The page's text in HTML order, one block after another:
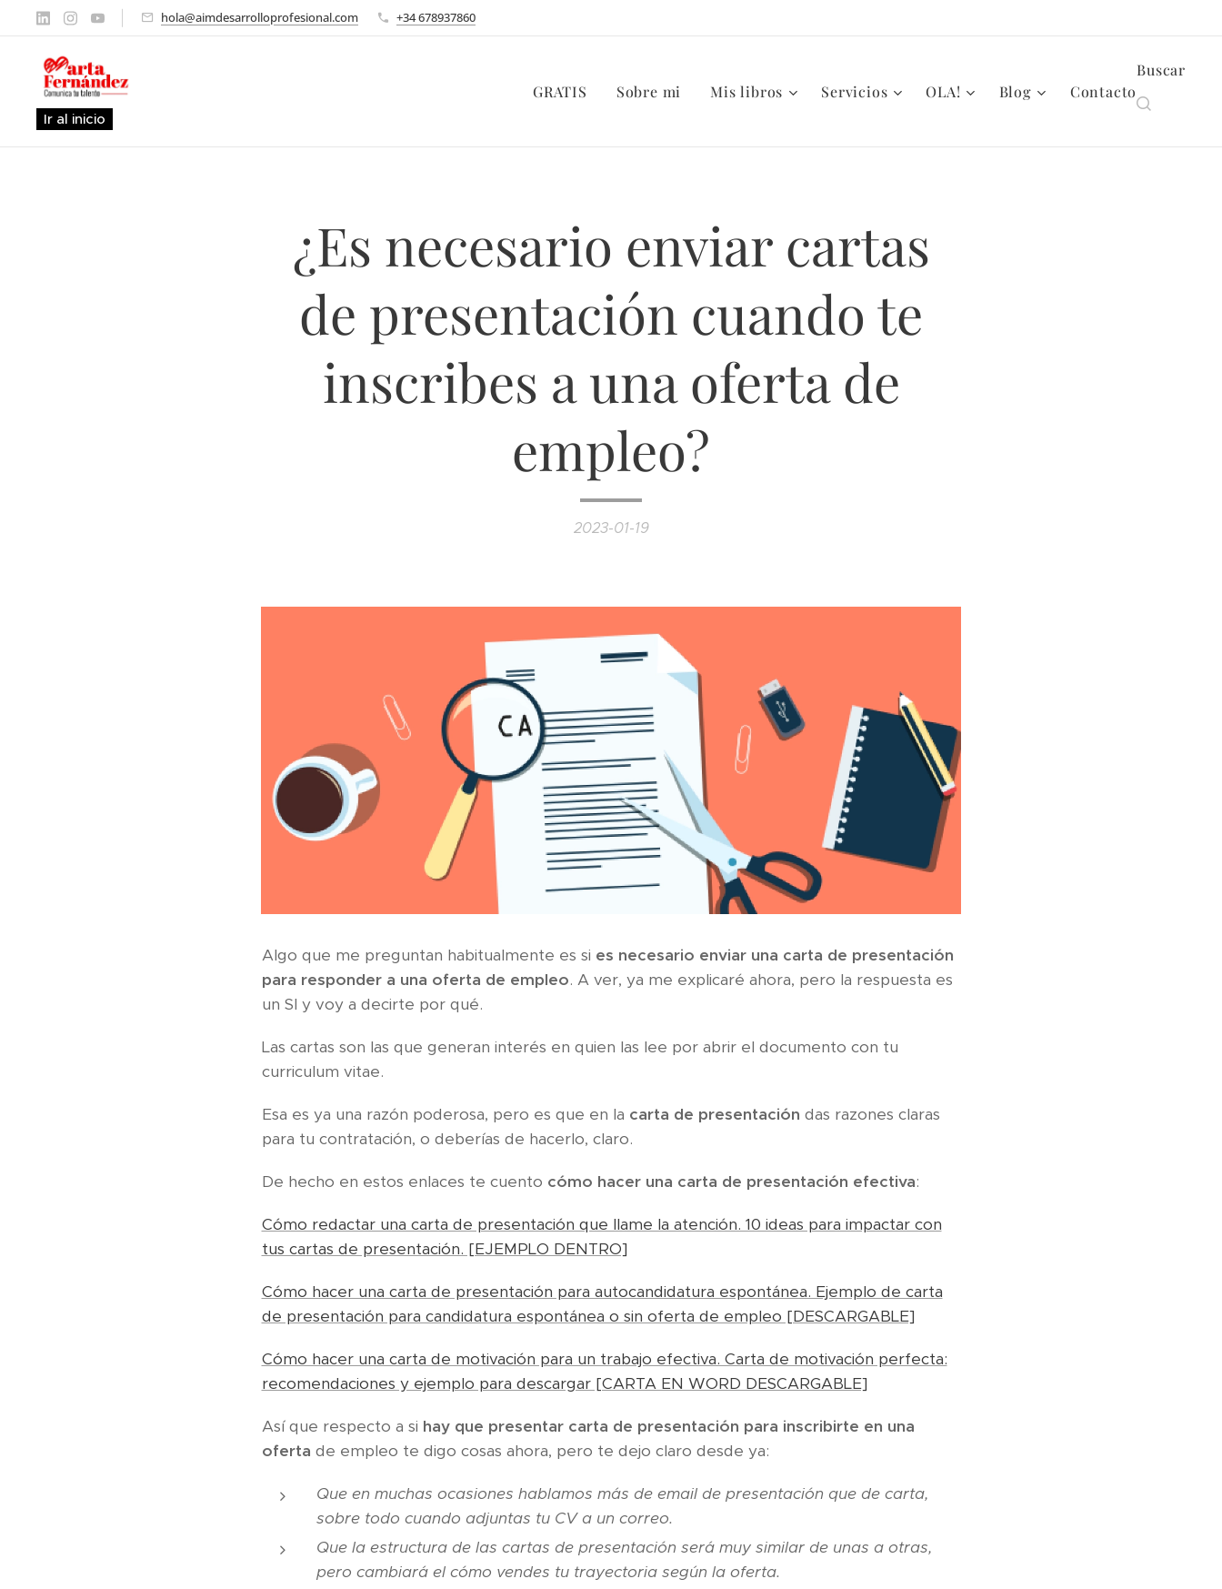
hola@aimdesarrolloprofesional.com +34 678937860
Ir al inicio
GRATIS Sobre mi Mis libros Servicios OLA! Blog Contacto
Buscar
¿Es necesario enviar cartas
de presentación cuando te
inscribes a una oferta de
empleo?
2023-01-19
Algo que me preguntan habitualmente es si es necesario enviar una carta de presentación
para responder a una oferta de empleo. A ver, ya me explicaré ahora, pero la respuesta es
un SI y voy a decirte por qué.
Las cartas son las que generan interés en quien las lee por abrir el documento con tu
curriculum vitae.
Esa es ya una razón poderosa, pero es que en la carta de presentación das razones claras
para tu contratación, o deberías de hacerlo, claro.
De hecho en estos enlaces te cuento cómo hacer una carta de presentación efectiva:
Cómo redactar una carta de presentación que llame la atención. 10 ideas para impactar con
tus cartas de presentación. [EJEMPLO DENTRO]
Cómo hacer una carta de presentación para autocandidatura espontánea. Ejemplo de carta
de presentación para candidatura espontánea o sin oferta de empleo [DESCARGABLE]
Cómo hacer una carta de motivación para un trabajo efectiva. Carta de motivación perfecta:
recomendaciones y ejemplo para descargar [CARTA EN WORD DESCARGABLE]
Así que respecto a si hay que presentar carta de presentación para inscribirte en una
oferta de empleo te digo cosas ahora, pero te dejo claro desde ya:
Que en muchas ocasiones hablamos más de email de presentación que de carta,
sobre todo cuando adjuntas tu CV a un correo.
Que la estructura de las cartas de presentación será muy similar de unas a otras,
pero cambiará el cómo vendes tu trayectoria según la oferta.